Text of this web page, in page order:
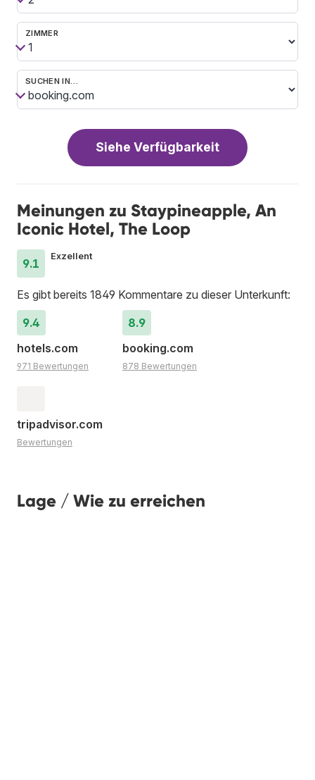
ZIMMER
SUCHEN IN…
Siehe Verfügbarkeit
Meinungen zu Staypineapple, An
Iconic Hotel, The Loop
9.1
Exzellent
Es gibt bereits 1849 Kommentare zu dieser Unterkunft:
9.4
hotels.com
971 Bewertungen
8.9
booking.com
878 Bewertungen
tripadvisor.com
Bewertungen
Lage / Wie zu erreichen